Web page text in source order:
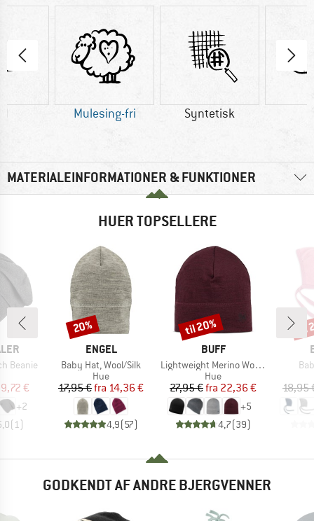
Mulesing-fri Syntetisk
MATERIALEINFORMATIONER & FUNKTIONER
HUER TOPSELLERE
Beanie
pris
9,72 €
+2
(1 )
MÆRKE
ENGEL
Artikel
Baby Hat, Wool/Silk
Produktgruppe
Hue
Pris
17,95 € Nedsat pris
fra 14,36 €
4,9(57)
Rabat
20%
MÆRKE
BUFF
Artikel
Lightweight Merino Wool Hat
Produktgruppe
Hue
Pris
27,95 € Nedsat pris
fra 22,36 €
+5
4,7(39)
Rabat
til 20%
18,95
GODKENDT AF ANDRE BJERGVENNER